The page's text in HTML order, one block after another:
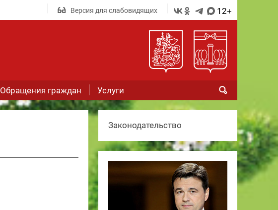
Версия для слабовидящих 12+
Обращения граждан Услуги
Законодательство